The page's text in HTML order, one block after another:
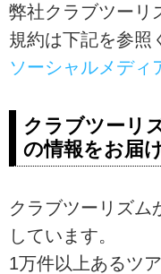
弊社クラブツーリ
規約は下記を参照
ソーシャルメディ
クラブツーリ
の情報をお届
クラブツーリズム
しています。
1万件以上あるツ